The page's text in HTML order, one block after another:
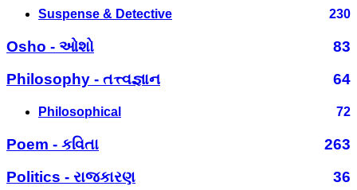
Suspense & Detective 230
Osho - ઓશો
83
Philosophy - તત્ત્વજ્ઞાન
64
Philosophical 72
Poem - કવિતા
263
Politics - રાજકારણ
36